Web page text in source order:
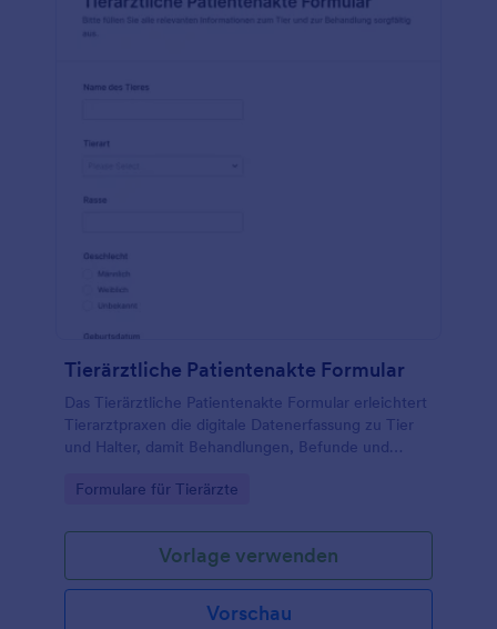
Tierärztliche Patientenakte Formular
Das Tierärztliche Patientenakte Formular erleichtert
Tierarztpraxen die digitale Datenerfassung zu Tier
und Halter, damit Behandlungen, Befunde und
Formularantwort verwaltet werden können.
Go to Category:
Formulare für Tierärzte
Vorlage verwenden
Vorschau